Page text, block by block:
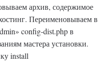
архив, содержимое
Переименовываем в
config-dist.php в
мастера установки.
install